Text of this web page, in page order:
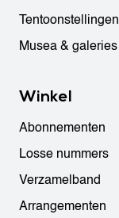
Tentoonstellingen
Musea & galeries
Winkel
Abonnementen
Losse nummers
Verzamelband
Arrangementen